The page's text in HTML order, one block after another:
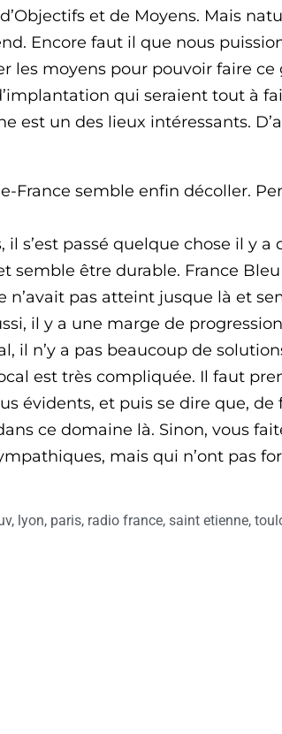
et de Moyens. Mais
Encore faut il que nous
les moyens pour pouvoir faire ce
qui seraient tout à
est un des lieux intéressants.
France semble enfin décoller.
il s’est passé quelque chose il y a
semble être durable. France
n’avait pas atteint jusque là et
il y a une marge de
il n’y a pas beaucoup de
est très compliquée. Il faut
évidents, et puis se dire que, de
ce domaine là. Sinon, vous
mais qui n’ont pas
, lyon, paris, radio france, saint etienne,